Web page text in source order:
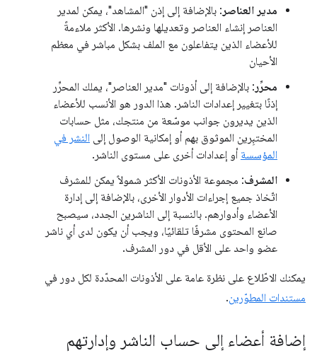
مدير العناصر : بالإضافة إلى إذن "المشاهد"، يمكن لمدير
العناصر إنشاء العناصر وتعديلها ونشرها. الأكثر ملاءمةً
للأعضاء الذين يتفاعلون مع الملف بشكل مباشر في معظم
الأحيان
محرِّر : بالإضافة إلى أذونات "مدير العناصر"، يملك المحرِّر
إذنًا بتغيير إعدادات الناشر. هذا الدور هو الأنسب للأعضاء
الذين يديرون جوانب موسّعة من منتجك، مثل حسابات
المختبِرين الموثوق بهم أو إمكانية الوصول إلى النشر في
المؤسسة أو إعدادات أخرى على مستوى الناشر.
المشرف: مجموعة الأذونات الأكثر شمولاً يمكن للمشرف
اتّخاذ جميع إجراءات الأدوار الأخرى، بالإضافة إلى إدارة
الأعضاء وأدوارهم. بالنسبة إلى الناشرين الجدد، سيصبح
صانع المحتوى مشرفًا تلقائيًا، ويجب أن يكون لدى أي ناشر
عضو واحد على الأقل في دور المشرف.
يمكنك الاطّلاع على نظرة عامة على الأذونات المحدّدة لكل دور في
مستندات المطوّرين.
إضافة أعضاء إلى حساب الناشر وإدارتهم